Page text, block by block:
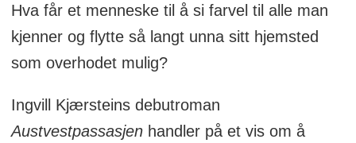
Hva får et menneske til å si farvel til alle man
kjenner og flytte så langt unna sitt hjemsted
som overhodet mulig?
Ingvill Kjærsteins debutroman
Austvestpassasjenhandler på et vis om å